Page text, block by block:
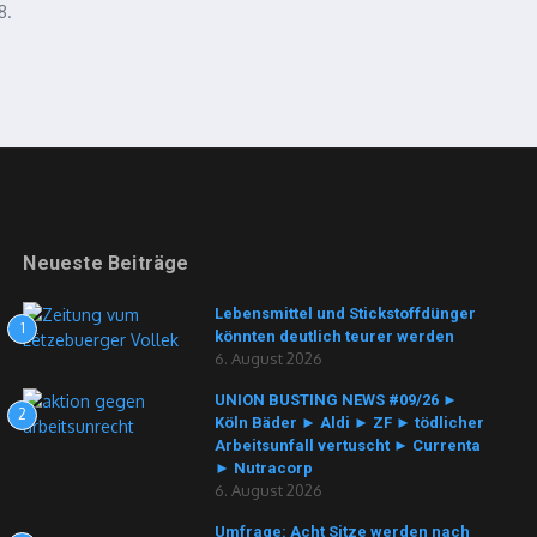
Neueste Beiträge
1
Lebensmittel und Stickstoffdünger
könnten deutlich teurer werden
6. August 2026
2
UNION BUSTING NEWS #09/26 ►
Köln Bäder ► Aldi ► ZF ► tödlicher
Arbeitsunfall vertuscht ► Currenta
► Nutracorp
6. August 2026
Umfrage: Acht Sitze werden nach